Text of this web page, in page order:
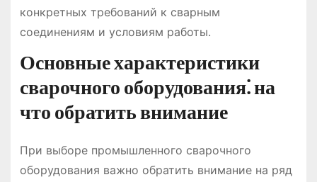
конкретных требований к сварным
соединениям и условиям работы.
Основные характеристики
сварочного оборудования⁚ на
что обратить внимание
При выборе промышленного сварочного
оборудования важно обратить внимание на ряд